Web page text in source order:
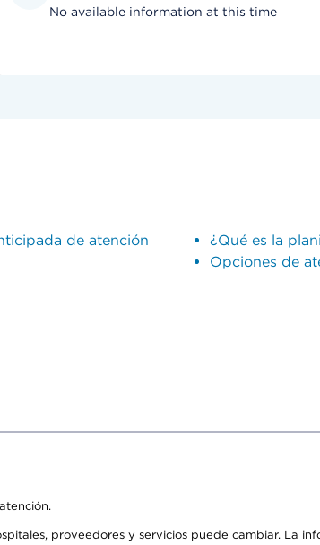
No available information at this time
de atención
¿Qué es la
Opciones de
proveedores y servicios puede cambiar. La